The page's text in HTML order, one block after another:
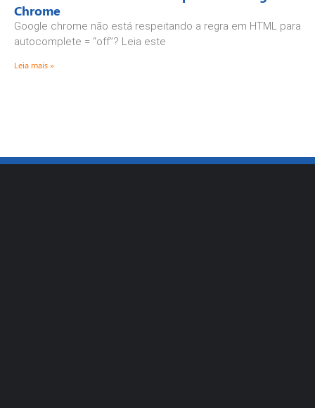
Chrome
Google chrome não está respeitando a regra em HTML para
autocomplete = “off”? Leia este
Leia mais »